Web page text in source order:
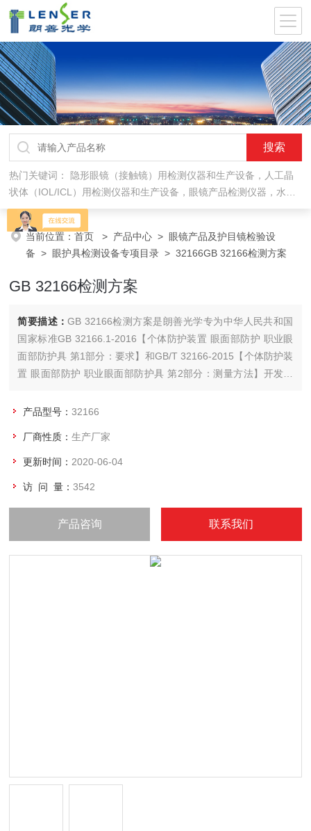
热门关键词： 隐形眼镜（接触镜）用检测仪器和生产设备，人工晶
状体（IOL/ICL）用检测仪器和生产设备，眼镜产品检测仪器，水气
处理环保设备
当前位置：首页 > 产品中心 > 眼镜产品及护目镜检验设
备 > 眼护具检测设备专项目录 > 32166GB 32166检测方案
GB 32166检测方案
简要描述：GB 32166检测方案是朗善光学专为中华人民共和国
国家标准GB 32166.1-2016【个体防护装置 眼面部防护 职业眼
面部防护具 第1部分：要求】和GB/T 32166-2015【个体防护装
置 眼面部防护 职业眼面部防护具 第2部分：测量方法】开发的
法。朗善光学为用户提供不同档次的国产或进口设备，也可按需
产品型号：32166
厂商性质：生产厂家
更新时间： 2020-06-04
访 问 量：3542
产品咨询 联系我们